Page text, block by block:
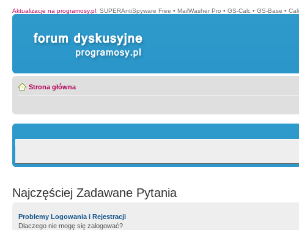
Aktualizacje na programosy.pl: SUPERAntiSpyware Free • MailWasher Pro • GS-Calc • GS-Base •
Strona główna
Najczęściej Zadawane Pytania
Problemy Logowania i Rejestracji
Dlaczego nie mogę się zalogować?